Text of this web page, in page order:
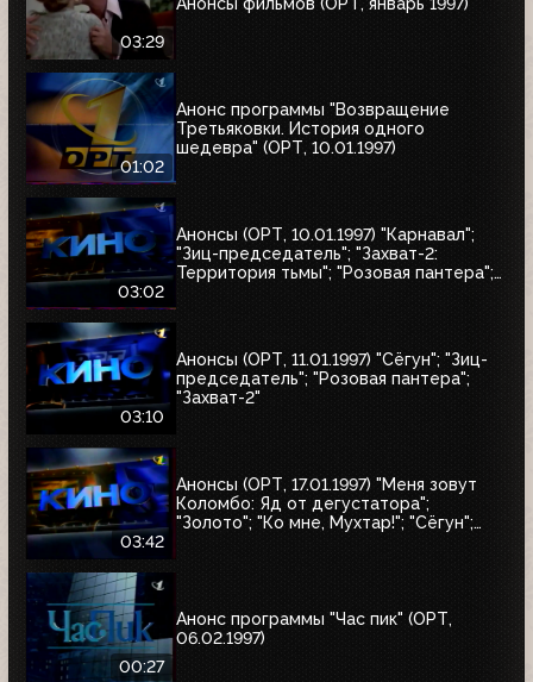
03:29
01:02
Анонс программы "Возвращение
Третьяковки. История одного
шедевра" (ОРТ, 10.01.1997)
03:02
Анонсы (ОРТ, 10.01.1997) "Карнавал";
"Зиц-председатель"; "Захват-2:
Территория тьмы"; "Розовая пантера";
03:10
Анонсы (ОРТ, 11.01.1997) "Сёгун"; "Зиц-
председатель"; "Розовая пантера";
"Захват-2"
03:42
Анонсы (ОРТ, 17.01.1997) "Меня зовут
Коломбо: Яд от дегустатора";
"Золото"; "Ко мне, Мухтар!"; "Сёгун";
00:27
Анонс программы "Час пик" (ОРТ,
06.02.1997)